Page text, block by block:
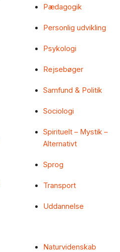
Pædagogik
Personlig udvikling
Psykologi
Rejsebøger
Samfund & Politik
Sociologi
Spirituelt – Mystik –
Alternativt
Sprog
Transport
Uddannelse
Naturvidenskab